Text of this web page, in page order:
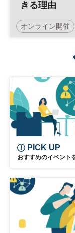
きる理由
オンライン開催
イノベーション
スタートアップ
オープンイノベ
エグゼクティブ
PICK UP
おすすめのイベント